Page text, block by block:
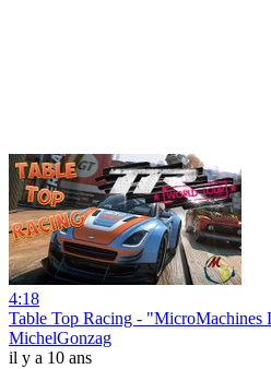
4:18
Table Top Racing -
MichelGonzag
il y a 10 ans